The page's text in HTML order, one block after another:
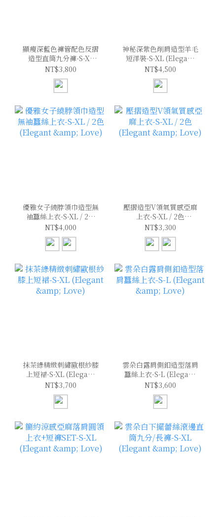
顯瘦深藍色褲管配色反摺
造型直筒九分褲-S-XL
(Elegant & Love)
NT$3,800
神秘深紫色削肩造型羊毛
短洋裝-S-XL (Elegant
& Love)
NT$4,500
優雅女子繞脖領巾造型無
袖蠶絲上衣-S-XL / 2色
(Elegant & Love)
NT$4,000
壓摺造型V領氣質感亞麻
上衣-S-XL / 2色
(Elegant & Love)
NT$3,300
抹茶綠精緻刺繡歐根紗膝
上短裙-S-XL (Elegant
& Love)
NT$3,700
雲朵白露肩側釦造型落肩
蠶絲上衣-S-L (Elegant
& Love)
NT$3,600